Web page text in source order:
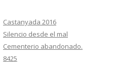
Castanyada 2016
Silencio desde el mal
Cementerio abandonado.
8425